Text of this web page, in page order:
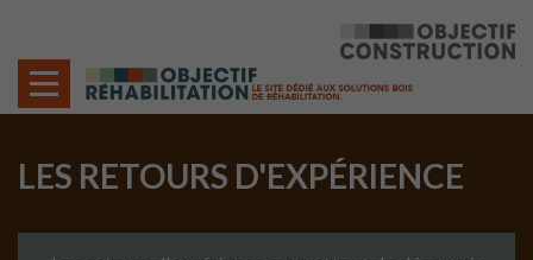
LES RETOURS D'EXPÉRIENCE